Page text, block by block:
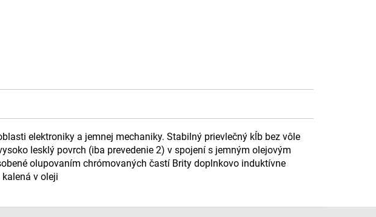
elektroniky a jemnej mechaniky. Stabilný prievlečný kĺb bez vôle
lesklý povrch (iba prevedenie 2) v spojení s jemným olejovým
olupovaním chrómovaných častí Brity doplnkovo induktívne
v oleji